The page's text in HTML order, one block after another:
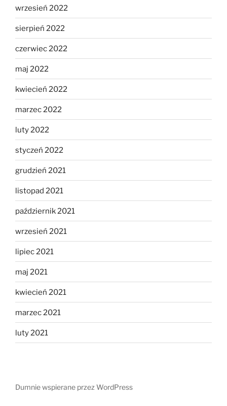
wrzesień 2022
sierpień 2022
czerwiec 2022
maj 2022
kwiecień 2022
marzec 2022
luty 2022
styczeń 2022
grudzień 2021
listopad 2021
październik 2021
wrzesień 2021
lipiec 2021
maj 2021
kwiecień 2021
marzec 2021
luty 2021
Dumnie wspierane przez WordPress